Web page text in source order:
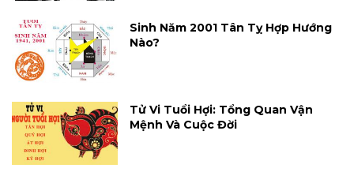
Sinh Năm 2001 Tân Tỵ Hợp Hướng
Nào?
Tử Vi Tuổi Hợi: Tổng Quan Vận
Mệnh Và Cuộc Đời